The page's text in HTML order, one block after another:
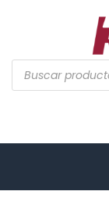
Búsqueda
de
productos